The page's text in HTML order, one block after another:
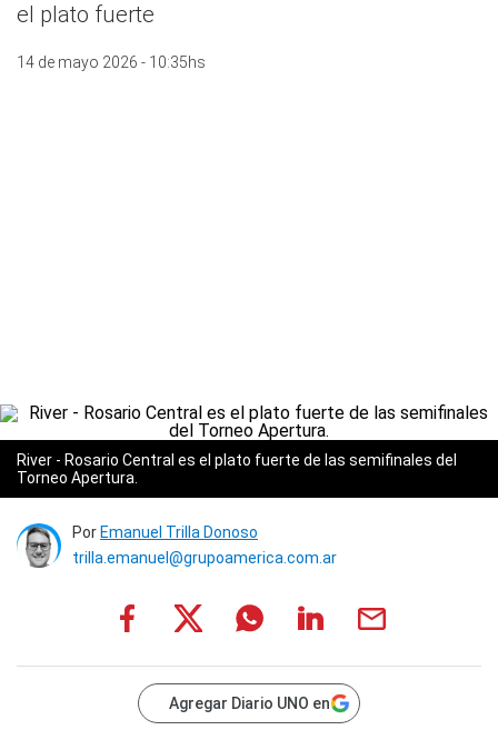
el plato fuerte
14 de mayo 2026 - 10:35hs
River - Rosario Central es el plato fuerte de las semifinales del
Torneo Apertura.
Por Emanuel Trilla Donoso
trilla.emanuel@grupoamerica.com.ar
Agregar Diario UNO en